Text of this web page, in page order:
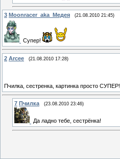
3 Moonracer_aka_Медея (21.08.2010 21:45)
Супер!
2 Arcee (21.08.2010 17:28)
Пчилка, сестренка, картинка просто
7 Пчилка (23.08.2010 23:46)
Да ладно тебе, сестрёнка!